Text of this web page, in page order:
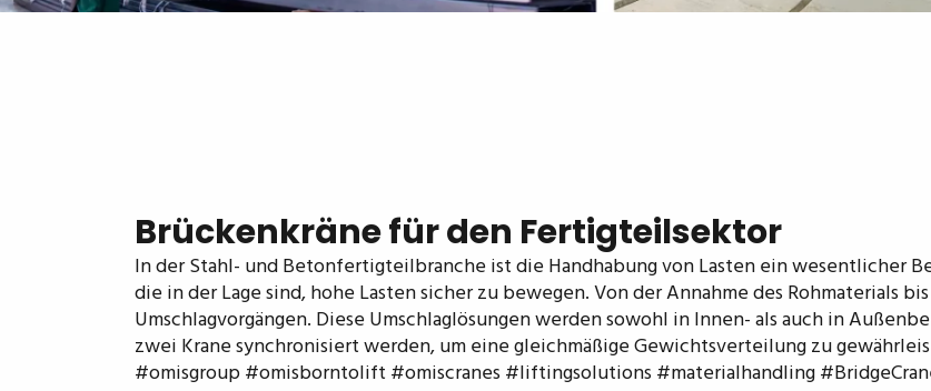
Brückenkräne für den Fertigteilsektor
In der Stahl- und Betonfertigteilbranche ist die Handhabung von Lasten ein wesentlicher
die in der Lage sind, hohe Lasten sicher zu bewegen. Von der Annahme des
Umschlagvorgängen. Diese Umschlaglösungen werden sowohl in Innen- als auch in
zwei Krane synchronisiert werden, um eine gleichmäßige Gewichtsverteilung zu
#omisgroup #omisborntolift #omiscranes #liftingsolutions #materialhandling